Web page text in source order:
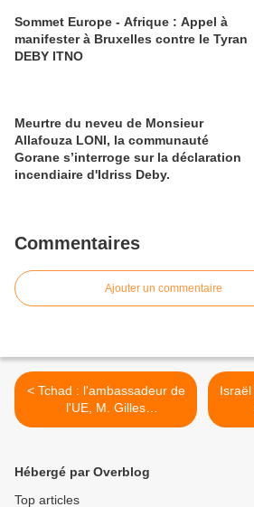
Sommet Europe - Afrique : Appel à
manifester à Bruxelles contre le Tyran
DEBY ITNO
Meurtre du neveu de Monsieur
Allafouza LONI, la communauté
Gorane s’interroge sur la déclaration
incendiaire d'Idriss Deby.
Commentaires
Ajouter un commentaire
< Tchad : l'ambassadeur de
l'UE, M. Gilles
Desesquelles, est une
Hébergé par Overblog
Top articles